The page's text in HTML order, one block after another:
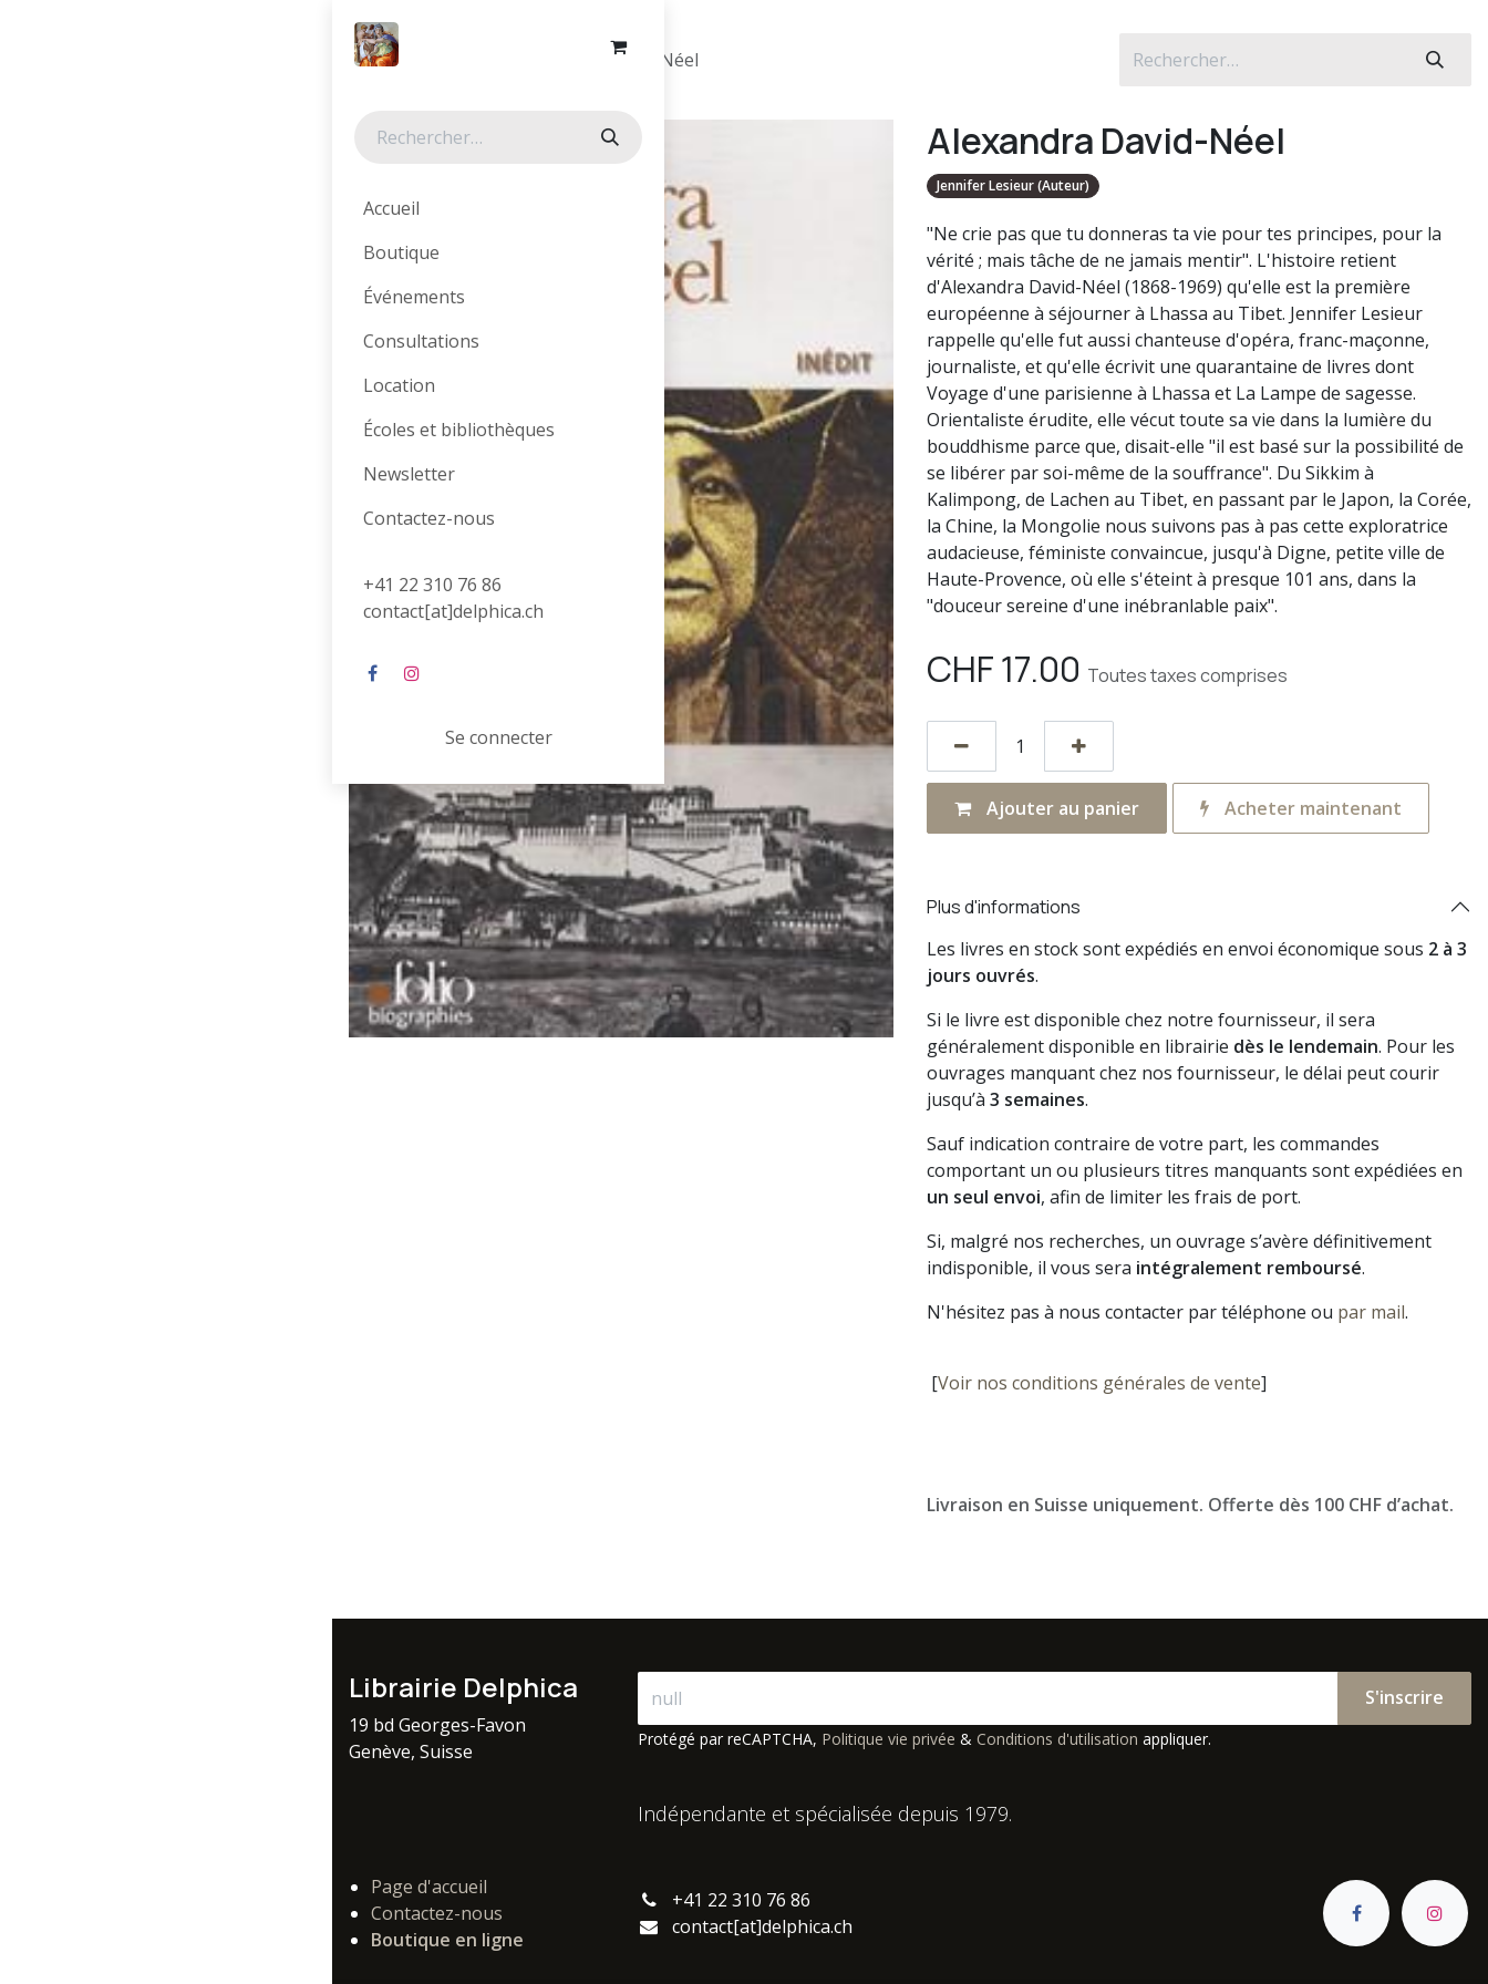
Accueil
Boutique
Événements
Consultations
Location
Écoles et bibliothèques
Newsletter
Contactez-nous
+41 22 310 76 86
contact[at]delphica.ch
Se connecter
Tous les produits Alexandra David-Néel
Alexandra David-Néel
Jennifer Lesieur (Auteur)
"Ne crie pas que tu donneras ta vie pour tes principes, pour la
vérité ; mais tâche de ne jamais mentir". L'histoire retient
d'Alexandra David-Néel (1868-1969) qu'elle est la première
européenne à séjourner à Lhassa au Tibet. Jennifer Lesieur
rappelle qu'elle fut aussi chanteuse d'opéra, franc-maçonne,
journaliste, et qu'elle écrivit une quarantaine de livres dont
Voyage d'une parisienne à Lhassa et La Lampe de sagesse.
Orientaliste érudite, elle vécut toute sa vie dans la lumière du
bouddhisme parce que, disait-elle "il est basé sur la possibilité de
se libérer par soi-même de la souffrance". Du Sikkim à
Kalimpong, de Lachen au Tibet, en passant par le Japon, la Corée,
la Chine, la Mongolie nous suivons pas à pas cette exploratrice
audacieuse, féministe convaincue, jusqu'à Digne, petite ville de
Haute-Provence, où elle s'éteint à presque 101 ans, dans la
"douceur sereine d'une inébranlable paix".
CHF17.00 Toutes taxes comprises
Ajouter au panier Acheter maintenant
Plus d'informations
Les livres en stock sont expédiés en envoi économique sous 2 à 3
jours ouvrés.
Si le livre est disponible chez notre fournisseur, il sera
généralement disponible en librairie dès le lendemain. Pour les
ouvrages manquant chez nos fournisseur, le délai peut courir
jusqu’à 3 semaines.
Sauf indication contraire de votre part, les commandes
comportant un ou plusieurs titres manquants sont expédiées en
un seul envoi, afin de limiter les frais de port.
Si, malgré nos recherches, un ouvrage s’avère définitivement
indisponible, il vous sera intégralement remboursé.
N'hésitez pas à nous contacter par téléphone ou par mail.
[Voir nos conditions générales de vente]
Livraison en Suisse uniquement. Offerte dès 100 CHF d’achat.
Librairie Delphica
19 bd Georges-Favon
Genève, Suisse
S'inscrire
Protégé par reCAPTCHA, Politique vie privée & Conditions d'utilisation appliquer.
Indépendante et spécialisée depuis 1979.
Page d'accueil
Contactez-nous
Boutique en ligne
+41 22 310 76 86
contact[at]delphica.ch